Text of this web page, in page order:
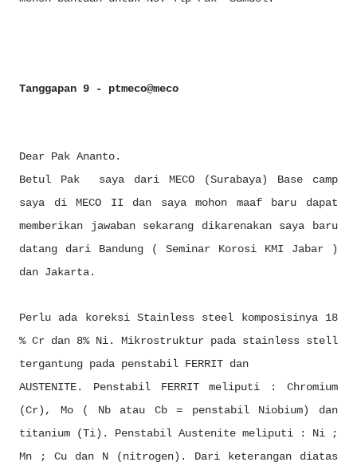
Tanggapan 9 - ptmeco@meco
Dear Pak Ananto.
Betul Pak saya dari MECO (Surabaya) Base camp
saya di MECO II dan saya mohon maaf baru dapat
memberikan jawaban sekarang dikarenakan saya baru
datang dari Bandung ( Seminar Korosi KMI Jabar )
dan Jakarta.
Perlu ada koreksi Stainless steel komposisinya 18
% Cr dan 8% Ni. Mikrostruktur pada stainless stell
tergantung pada penstabil FERRIT dan
AUSTENITE. Penstabil FERRIT meliputi : Chromium
(Cr), Mo ( Nb atau Cb = penstabil Niobium) dan
titanium (Ti). Penstabil Austenite meliputi : Ni ;
Mn ; Cu dan N (nitrogen). Dari keterangan diatas